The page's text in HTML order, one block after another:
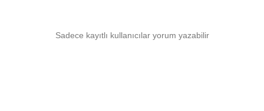
Sadece kayıtlı kullanıcılar yorum yazabilir